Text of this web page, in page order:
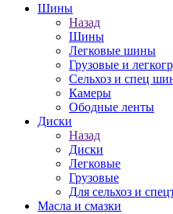
Шины
Назад
Шины
Легковые шины
Грузовые и
Сельхоз и спец
Камеры
Ободные ленты
Диски
Назад
Диски
Легковые
Грузовые
Для сельхоз и
Масла и смазки